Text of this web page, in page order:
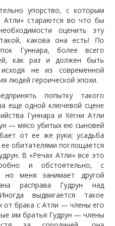
упорство, с которым
Атли» стараются во что бы
оценить эту
какова она есть! По
Гуннара, более всего
как раз и должен быть
не из современной
людей героической эпохи.
попытку такого
еще одной ключевой сцене
Гуннара и Хёгни Атли
— мясо убитых ею сыновей
от ее же руки; усадьба
обитателями поглощается
В «Речах Атли» все это
и обстоятельно, с
но меня занимает другой
расправа Гудрун над
выдвигается такое
от брака с Атли — члены его
им братья Гудрун — члены